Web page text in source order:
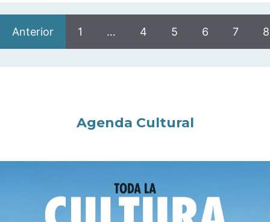
Anterior 1 … 4 5 6 7 8
Agenda Cultural